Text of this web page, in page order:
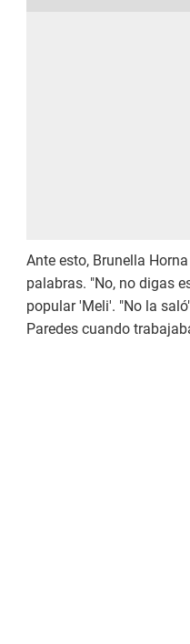
Ante esto, Brunella
palabras. "No, no digas
popular 'Meli'. "No la
Paredes cuando